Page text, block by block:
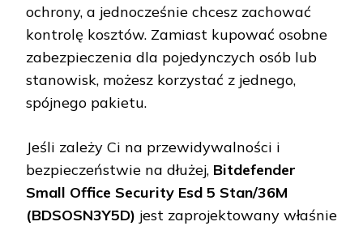
ochrony, a jednocześnie chcesz zachować
kontrolę kosztów. Zamiast kupować osobne
zabezpieczenia dla pojedynczych osób lub
stanowisk, możesz korzystać z jednego,
spójnego pakietu.
Jeśli zależy Ci na przewidywalności i
bezpieczeństwie na dłużej, Bitdefender
Small Office Security Esd 5 Stan/36M
(BDSOSN3Y5D) jest zaprojektowany właśnie